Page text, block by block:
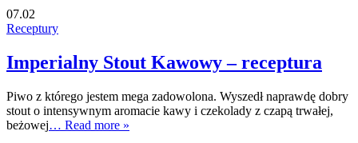
07.02
Receptury
Imperialny Stout Kawowy – receptura
Piwo z którego jestem mega zadowolona. Wyszedł naprawdę dobry
stout o intensywnym aromacie kawy i czekolady z czapą trwałej,
beżowej… Read more »